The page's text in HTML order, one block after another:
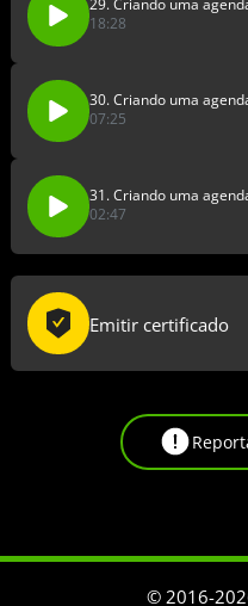
29. Criando uma
18:28
30. Criando uma
07:25
31. Criando uma
02:47
Emitir certificado
© 2016-